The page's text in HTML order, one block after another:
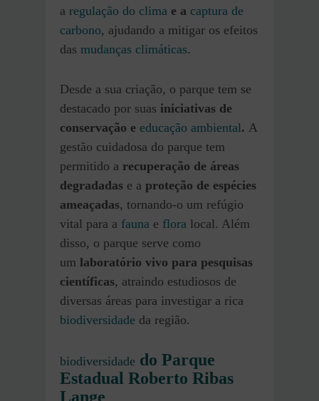
a regulação do clima e a captura de
carbono, ajudando a mitigar os efeitos
das mudanças climáticas.
Desde a sua criação, o parque tem se
destacado por suas iniciativas de
conservação e educação ambiental. A
gestão cuidadosa do parque tem
permitido a recuperação de áreas
degradadas e a proteção de espécies
ameaçadas, tornando-o um refúgio
vital para a fauna e flora local. Além
disso, o parque serve como
um laboratório vivo para pesquisas
científicas, atraindo estudiosos de
diversas áreas para investigar a rica
biodiversidade da região.
biodiversidade do Parque
Estadual Roberto Ribas
Lange